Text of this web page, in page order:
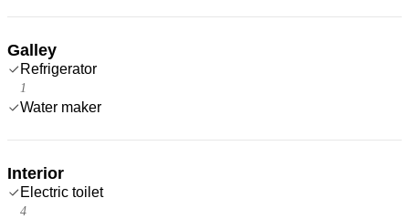
Galley
Refrigerator
1
Water maker
Interior
Electric toilet
4